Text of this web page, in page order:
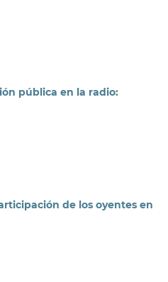
pública en la radio:
de los oyentes en